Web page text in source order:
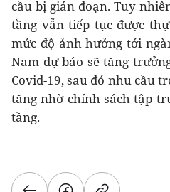
cầu bị gián đoạn. Tuy
tầng vẫn tiếp tục được
mức độ ảnh hưởng tới
Nam dự báo sẽ tăng
Covid-19, sau đó nhu cầu
tăng nhờ chính sách tập
tầng.